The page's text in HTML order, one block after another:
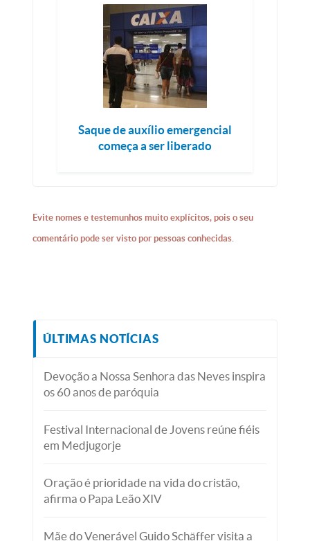
Saque de auxílio emergencial
começa a ser liberado
Evite nomes e testemunhos muito explícitos, pois o seu
comentário pode ser visto por pessoas conhecidas.
ÚLTIMAS NOTÍCIAS
Devoção a Nossa Senhora das Neves inspira
os 60 anos de paróquia
Festival Internacional de Jovens reúne fiéis
em Medjugorje
Oração é prioridade na vida do cristão,
afirma o Papa Leão XIV
Mãe do Venerável Guido Schäffer visita a